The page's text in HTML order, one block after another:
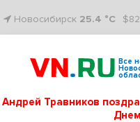
Новосибирск 25.4 °C
Все
Андрей Травников